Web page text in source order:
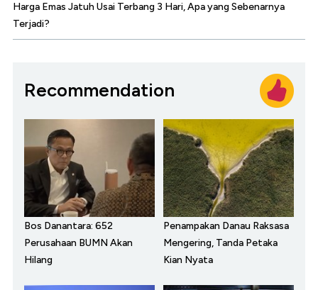
Harga Emas Jatuh Usai Terbang 3 Hari, Apa yang Sebenarnya
Terjadi?
Recommendation
Bos Danantara: 652
Perusahaan BUMN Akan
Hilang
Penampakan Danau Raksasa
Mengering, Tanda Petaka
Kian Nyata